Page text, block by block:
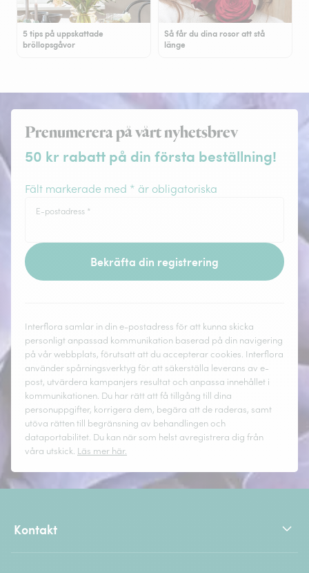
5 tips på uppskattade
bröllopsgåvor
Så får du dina rosor att stå
länge
Prenumerera på vårt nyhetsbrev
50 kr rabatt på din första beställning!
Fält markerade med * är obligatoriska
E-postadress *
Bekräfta din registrering
Interflora samlar in din e-postadress för att kunna skicka
personligt anpassad kommunikation baserad på din navigering
på vår webbplats, förutsatt att du accepterar cookies. Interflora
använder spårningsverktyg för att säkerställa leverans av e-
post, utvärdera kampanjers resultat och anpassa innehållet i
kommunikationen. Du har rätt att få tillgång till dina
personuppgifter, korrigera dem, begära att de raderas, samt
utöva rätten till begränsning av behandlingen och
dataportabilitet. Du kan när som helst avregistrera dig från
våra utskick. Läs mer här.
Kontakt